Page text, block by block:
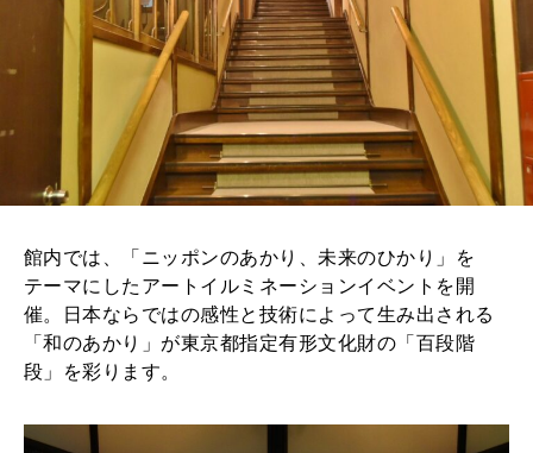
館内では、「ニッポンのあかり、未来のひかり」を
テーマにしたアートイルミネーションイベントを開
催。日本ならではの感性と技術によって生み出される
「和のあかり」が東京都指定有形文化財の「百段階
段」を彩ります。